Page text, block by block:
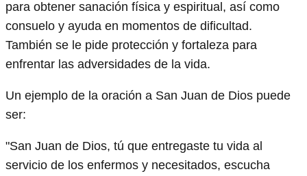
para obtener sanación física y espiritual, así como
consuelo y ayuda en momentos de dificultad.
También se le pide protección y fortaleza para
enfrentar las adversidades de la vida.
Un ejemplo de la oración a San Juan de Dios puede
ser:
"San Juan de Dios, tú que entregaste tu vida al
servicio de los enfermos y necesitados, escucha